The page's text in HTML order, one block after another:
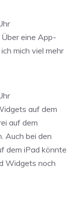
eine App-
mich viel mehr
auf dem
auf dem
Auch bei den
dem iPad könnte
Widgets noch